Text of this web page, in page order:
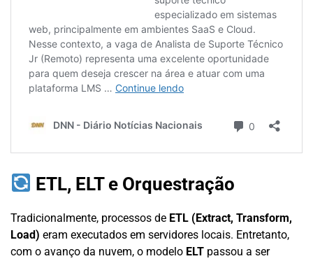
ETL, ELT e Orquestração
Tradicionalmente, processos de ETL (Extract, Transform,
Load) eram executados em servidores locais. Entretanto,
com o avanço da nuvem, o modelo ELT passou a ser